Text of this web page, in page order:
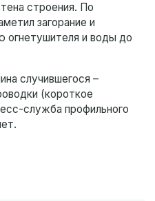
строения. По
загорание и
огнетушителя и воды до
случившегося –
(короткое
служба профильного